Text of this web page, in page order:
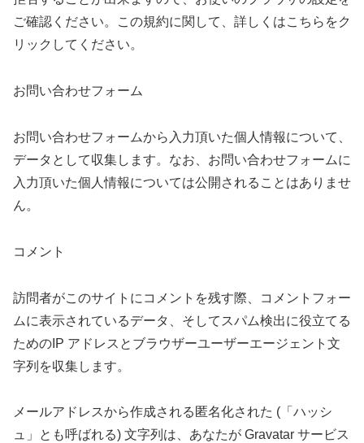
ご確認ください。この規約に関して、詳しくはこちらをク
リックしてください。
お問い合わせフォーム
お問い合わせフォームから入力頂いた個人情報について、
データとして収集します。なお、お問い合わせフォームに
入力頂いた個人情報については公開されることはありませ
ん。
コメント
訪問者がこのサイトにコメントを残す際、コメントフォー
ムに表示されているデータ、そしてスパム検出に役立てる
ためのIP アドレスとブラウザーユーザーエージェント文
字列を収集します。
メールアドレスから作成される匿名化された (「ハッシ
ュ」とも呼ばれる) 文字列は、あなたが Gravatar サービス